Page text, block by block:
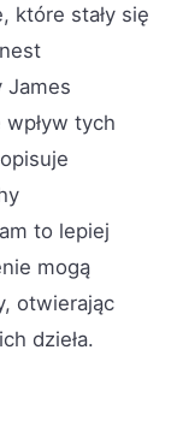
które stały się
James
tych
to lepiej
mogą
otwierając
dzieła.